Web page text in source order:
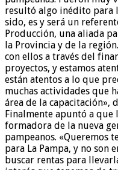
resultó algo inédito para
sido, es y será un
Producción, una aliada
la Provincia y de la
con ellos a través del
proyectos, y estamos
están atentos a lo que
muchas actividades que
área de la capacitación»,
Finalmente apuntó a que
formadora de la nueva
pampeanos. «Queremos
para La Pampa, y no son
buscar rentas para